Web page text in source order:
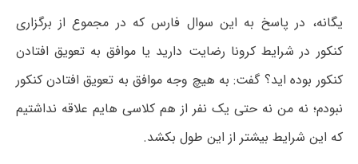
یگانه، در پاسخ به این سوال فارس که در مجموع از برگزاری
کنکور در شرایطکرونا رضایت دارید یا موافق به تعویق افتادن
کنکور بوده اید؟ گفت: به هیچ وجه موافق به تعویق افتادن کنکور
نبودم؛ نه من نه حتی یک نفر از هم کلاسی هایم علاقه نداشتیم
که این شرایط بیشتر از این طول بکشد.